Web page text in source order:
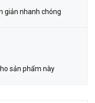
giản nhanh chóng
sản phẩm này